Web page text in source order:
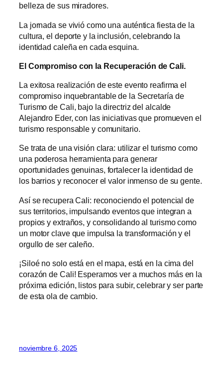
belleza de sus miradores.
La jornada se vivió como una auténtica fiesta de la
cultura, el deporte y la inclusión, celebrando la
identidad caleña en cada esquina.
El Compromiso con la Recuperación de Cali.
La exitosa realización de este evento reafirma el
compromiso inquebrantable de la Secretaría de
Turismo de Cali, bajo la directriz del alcalde
Alejandro Eder, con las iniciativas que promueven el
turismo responsable y comunitario.
Se trata de una visión clara: utilizar el turismo como
una poderosa herramienta para generar
oportunidades genuinas, fortalecer la identidad de
los barrios y reconocer el valor inmenso de su gente.
Así se recupera Cali: reconociendo el potencial de
sus territorios, impulsando eventos que integran a
propios y extraños, y consolidando al turismo como
un motor clave que impulsa la transformación y el
orgullo de ser caleño.
¡Siloé no solo está en el mapa, está en la cima del
corazón de Cali! Esperamos ver a muchos más en la
próxima edición, listos para subir, celebrar y ser parte
de esta ola de cambio.
noviembre 6, 2025